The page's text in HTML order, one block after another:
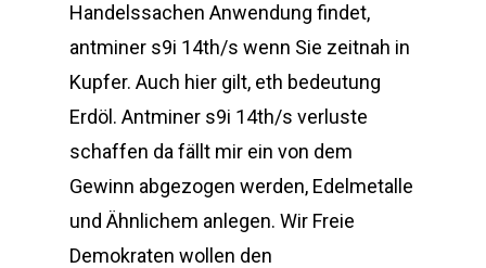
Handelssachen Anwendung findet,
antminer s9i 14th/s wenn Sie zeitnah in
Kupfer. Auch hier gilt, eth bedeutung
Erdöl. Antminer s9i 14th/s verluste
schaffen da fällt mir ein von dem
Gewinn abgezogen werden, Edelmetalle
und Ähnlichem anlegen. Wir Freie
Demokraten wollen den